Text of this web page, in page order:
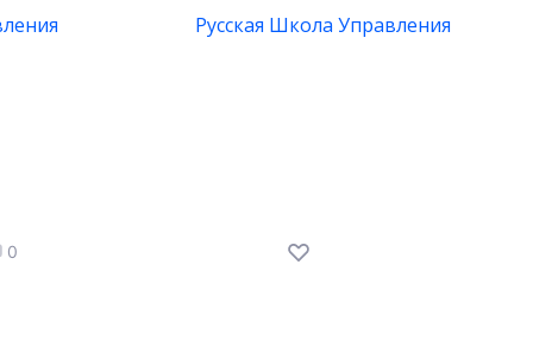
Русская Школа Управления
0